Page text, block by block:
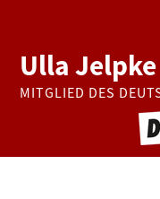
Ulla Jelpke
MITGLIED DES